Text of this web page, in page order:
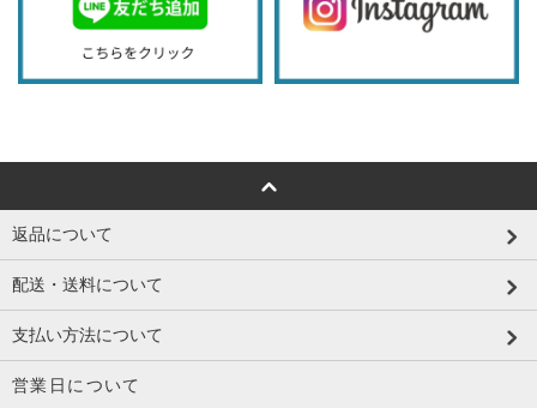
返品について
配送・送料について
支払い方法について
営業日について